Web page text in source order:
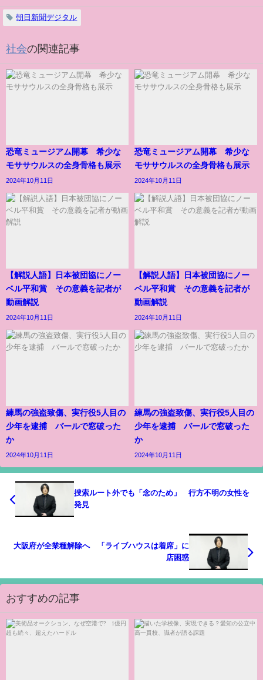
朝日新聞デジタル
社会の関連記事
恐竜ミュージアム開幕 希少な
モササウルスの全身骨格も展示
2024年10月11日
恐竜ミュージアム開幕 希少な
モササウルスの全身骨格も展示
2024年10月11日
【解説人語】日本被団協にノー
ベル平和賞 その意義を記者が
動画解説
2024年10月11日
【解説人語】日本被団協にノー
ベル平和賞 その意義を記者が
動画解説
2024年10月11日
練馬の強盗致傷、実行役5人目の
少年を逮捕 バールで窓破った
か
2024年10月11日
練馬の強盗致傷、実行役5人目の
少年を逮捕 バールで窓破った
か
2024年10月11日
捜索ルート外でも「念のため」 行方不明の女性を
発見
大阪府が全業種解除へ 「ライブハウスは着席」に
店困惑
おすすめの記事